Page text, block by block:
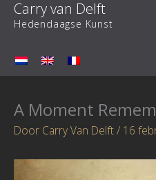
naar
inhoud
Carry van Delft
Hedendaagse Kunst
A Moment
Door Carry Van Delft/ 16